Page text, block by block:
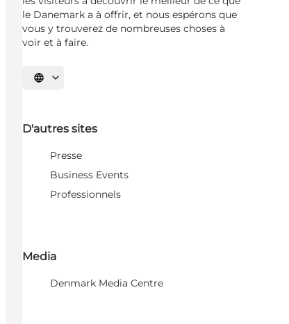
le Danemark a à offrir, et nous espérons que
vous y trouverez de nombreuses choses à
voir et à faire.
Choisissez la langue
D'autres sites
Presse
Business Events
Professionnels
Media
Denmark Media Centre